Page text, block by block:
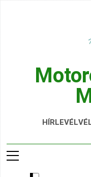
Hírek, Tesztek,
HÍRLEVÉL